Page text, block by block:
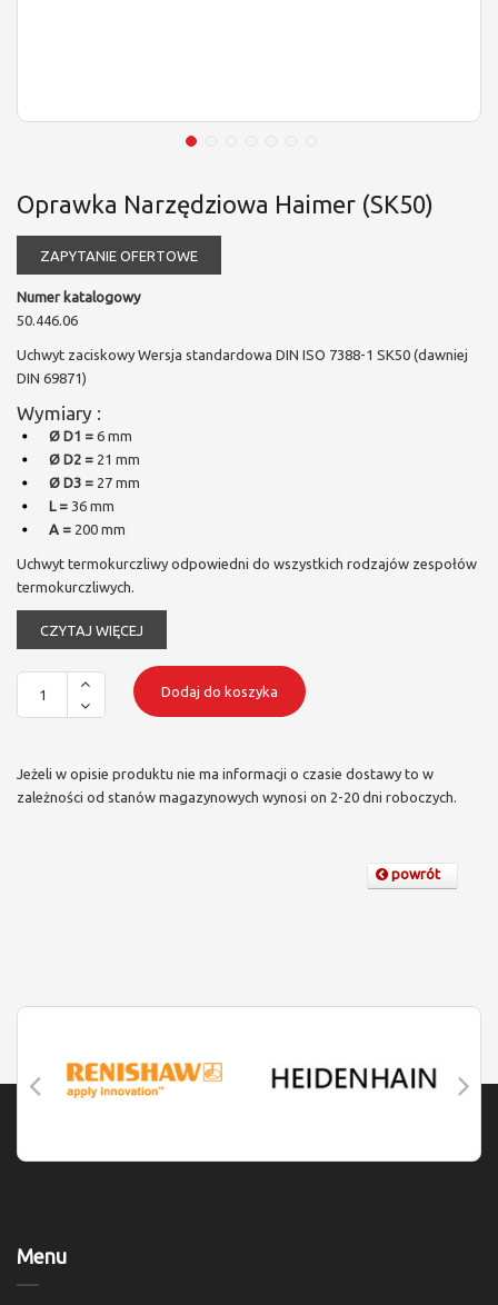
Oprawka Narzędziowa Haimer (SK50)
ZAPYTANIE OFERTOWE
Numer katalogowy
50.446.06
Uchwyt zaciskowy Wersja standardowa DIN ISO 7388-1 SK50 (dawniej
DIN 69871)
Wymiary :
Ø D1 = 6 mm
Ø D2 = 21 mm
Ø D3 = 27 mm
L = 36 mm
A = 200 mm
Uchwyt termokurczliwy odpowiedni do wszystkich rodzajów zespołów
termokurczliwych.
CZYTAJ WIĘCEJ
Dodaj do koszyka
Jeżeli w opisie produktu nie ma informacji o czasie dostawy to w
zależności od stanów magazynowych wynosi on 2-20 dni roboczych.
powrót
Menu